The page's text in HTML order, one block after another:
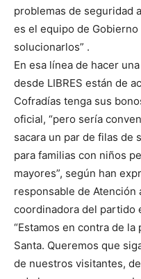
problemas de seguridad
es el equipo de
solucionarlos” .
En esa línea de hacer
desde LIBRES están de
Cofradías tenga sus
oficial, “pero sería
sacara un par de filas de
para familias con niños
mayores”, según han
responsable de Atención
coordinadora del partido
“Estamos en contra de
Santa. Queremos que
de nuestros visitantes,